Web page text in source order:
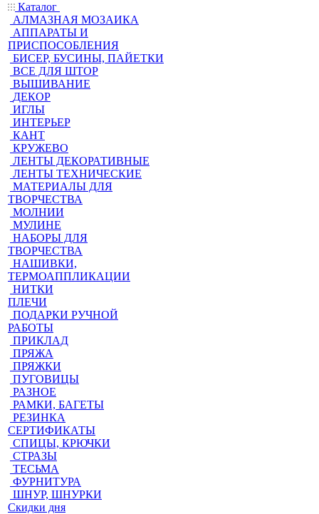
Каталог
АЛМАЗНАЯ МОЗАИКА
АППАРАТЫ И
ПРИСПОСОБЛЕНИЯ
БИСЕР, БУСИНЫ, ПАЙЕТКИ
ВСЕ ДЛЯ ШТОР
ВЫШИВАНИЕ
ДЕКОР
ИГЛЫ
ИНТЕРЬЕР
КАНТ
КРУЖЕВО
ЛЕНТЫ ДЕКОРАТИВНЫЕ
ЛЕНТЫ ТЕХНИЧЕСКИЕ
МАТЕРИАЛЫ ДЛЯ
ТВОРЧЕСТВА
МОЛНИИ
МУЛИНЕ
НАБОРЫ ДЛЯ
ТВОРЧЕСТВА
НАШИВКИ,
ТЕРМОАППЛИКАЦИИ
НИТКИ
ПЛЕЧИ
ПОДАРКИ РУЧНОЙ
РАБОТЫ
ПРИКЛАД
ПРЯЖА
ПРЯЖКИ
ПУГОВИЦЫ
РАЗНОЕ
РАМКИ, БАГЕТЫ
РЕЗИНКА
СЕРТИФИКАТЫ
СПИЦЫ, КРЮЧКИ
СТРАЗЫ
ТЕСЬМА
ФУРНИТУРА
ШНУР, ШНУРКИ
Скидки дня